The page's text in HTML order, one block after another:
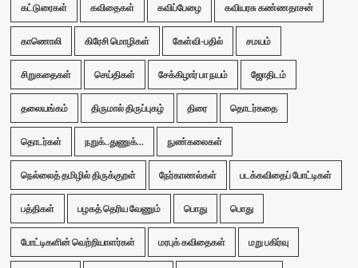
கட்டுரைகள் கவிதைகள் கவிப்பேழை கவியரசு கண்ணதாசன்
காணொலி கிரேசி மொழிகள் கேள்வி-பதில் சமயம்
சிறுகதைகள் செய்திகள் சேக்கிழார் பா நயம் ஜோதிடம்
தலையங்கம் திருமால் திருப்புகழ் திரை தொடர்கதை
தொடர்கள் நறுக்..துணுக்... நுண்கலைகள்
நெல்லைத் தமிழில் திருக்குறள் நேர்காணல்கள் படக்கவிதைப் போட்டிகள்
பத்திகள் பழகத் தெரிய வேணும் பொது பொது
போட்டிகளின் வெற்றியாளர்கள் மரபுக் கவிதைகள் மறு பகிர்வு